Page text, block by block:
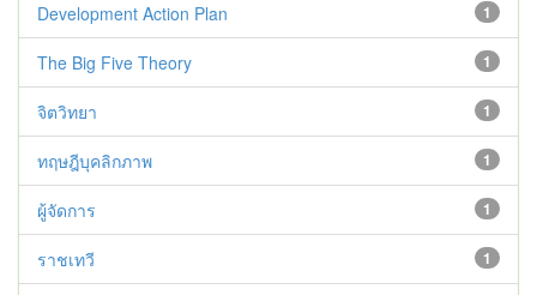
1
Development Action Plan
1
The Big Five Theory
1
จิตวิทยา
1
ทฤษฎีบุคลิกภาพ
1
ผู้จัดการ
1
ราชเทวี